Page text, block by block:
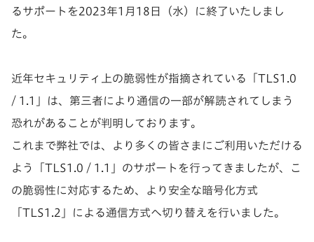
るサポートを2023年1月18日（水）に終了いたしまし
た。
近年セキュリティ上の脆弱性が指摘されている「TLS1.0
/ 1.1」は、第三者により通信の一部が解読されてしまう
恐れがあることが判明しております。
これまで弊社では、より多くの皆さまにご利用いただける
よう「TLS1.0 / 1.1」のサポートを行ってきましたが、こ
の脆弱性に対応するため、より安全な暗号化方式
「TLS1.2」による通信方式へ切り替えを行いました。